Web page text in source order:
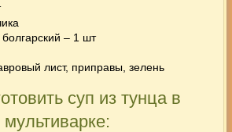
– 1 шт
лист, приправы, зелень
суп из тунца в
мультиварке: